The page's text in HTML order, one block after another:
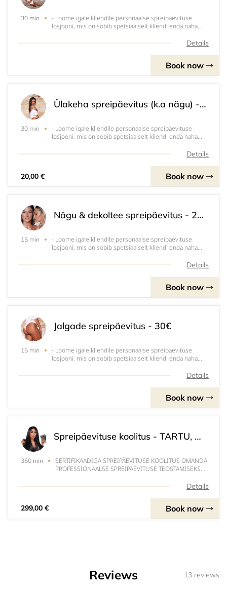
30 min
- Loome igale kliendile personaalse spreipäevituse
losjooni, mis on sobib spetsiaalselt kliendi enda naha
keskmine päevitus või rikkalikult sügavat jume.- Hinna
Details
Book now
Ülakeha spreipäevitus (k.a nägu) - 30€
30 min
- Loome igale kliendile personaalse spreipäevituse
losjooni, mis on sobib spetsiaalselt kliendi enda naha
keskmine päevitus või rikkalikult sügavat jume.- Hinna
Details
20,00 € Book now
Nägu & dekoltee spreipäevitus - 25€
15 min
- Loome igale kliendile personaalse spreipäevituse
losjooni, mis on sobib spetsiaalselt kliendi enda naha
keskmine päevitus või rikkalikult sügavat jume.- Hinna
Details
Book now
Jalgade spreipäevitus - 30€
15 min
- Loome igale kliendile personaalse spreipäevituse
losjooni, mis on sobib spetsiaalselt kliendi enda naha
keskmine päevitus või rikkalikult sügavat jume.- Hinna
Details
Book now
Spreipäevituse koolitus - TARTU, ESTONIA
360 min
SERTIFIKAADIGA SPREIPÄEVITUSE KOOLITUS OMANDA
PROFESSIONAALSE SPREIPÄEVITUSE TEOSTAMISEKS
ARABELLAH SPRAY TANNING AKADEEMIAS Rohkem
Details
299,00 € Book now
Reviews 13 reviews